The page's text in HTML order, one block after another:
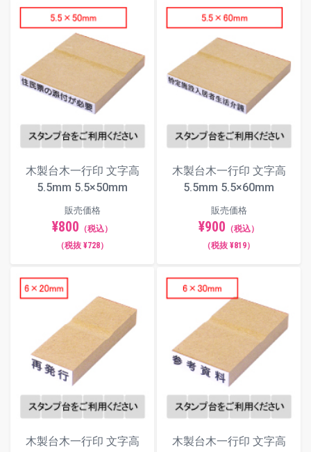
木製台木一行印 文字高
5.5mm 5.5×50mm
販売価格
¥800 （税込）
（税抜 ¥728）
木製台木一行印 文字高
5.5mm 5.5×60mm
販売価格
¥900 （税込）
（税抜 ¥819）
木製台木一行印 文字高
木製台木一行印 文字高